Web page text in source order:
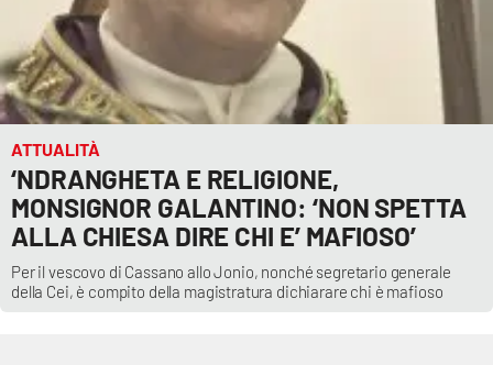
Sport
RUBRICHE
Good Morning Vietnam
Parchi Marini Calabria
Leggendo Alvaro insieme
ATTUALITÀ
‘NDRANGHETA E RELIGIONE,
MONSIGNOR GALANTINO: ‘NON SPETTA
ALLA CHIESA DIRE CHI E’ MAFIOSO’
Per il vescovo di Cassano allo Jonio, nonché segretario generale
della Cei, è compito della magistratura dichiarare chi è mafioso